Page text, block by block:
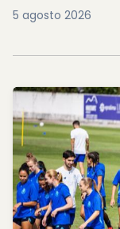
5 agosto 2026